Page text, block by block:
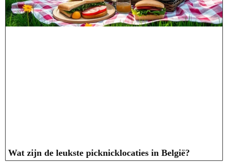
Wat zijn de leukste picknicklocaties in België?